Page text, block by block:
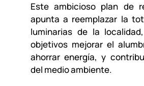
Este ambicioso plan de
apunta a reemplazar la
luminarias de la
objetivos mejorar el
ahorrar energía, y
del medio ambiente.